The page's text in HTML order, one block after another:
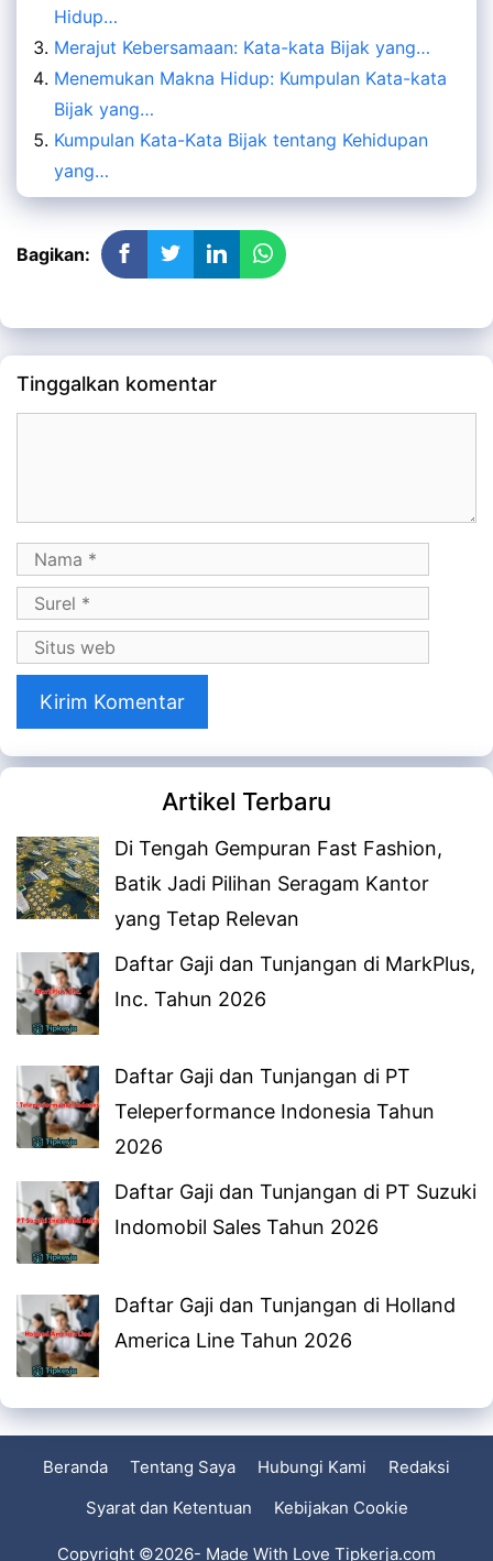
Hidup…
Merajut Kebersamaan: Kata-kata Bijak yang…
Menemukan Makna Hidup: Kumpulan Kata-kata
Bijak yang…
Kumpulan Kata-Kata Bijak tentang Kehidupan
yang…
Bagikan:
Tinggalkan komentar
Nama
Surel
Situs
web
Artikel Terbaru
Di Tengah Gempuran Fast Fashion,
Batik Jadi Pilihan Seragam Kantor
yang Tetap Relevan
Daftar Gaji dan Tunjangan di MarkPlus,
Inc. Tahun 2026
Daftar Gaji dan Tunjangan di PT
Teleperformance Indonesia Tahun
2026
Daftar Gaji dan Tunjangan di PT Suzuki
Indomobil Sales Tahun 2026
Daftar Gaji dan Tunjangan di Holland
America Line Tahun 2026
Beranda Tentang Saya Hubungi Kami
Redaksi
Syarat dan Ketentuan
Kebijakan Cookie
Copyright ©2026- Made With Love Tipkerja.com